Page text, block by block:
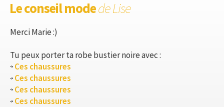
Le conseil modede Lise
Merci Marie :)
Tu peux porter ta robe bustier noire avec :
Ces chaussures
Ces chaussures
Ces chaussures
Ces chaussures